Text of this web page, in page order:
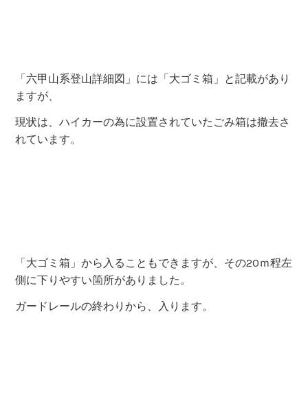
す。
「小笠峰出合」の標柱です。
標柱、左奥の樹木に赤のペイントがありますが、